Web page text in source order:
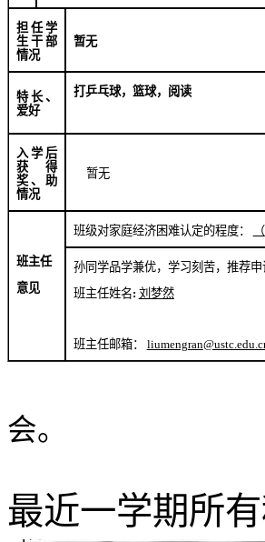
担任学
生干部
情况
暂无
特长、
爱好
打乒乓球，篮球，阅读
入学后
获得
奖、助
情况
暂无
班主任
意见
班级对家庭经济困难认定的程度： （
孙同学品学兼优，学习刻苦，推荐
班主任姓名: 刘梦然
班主任邮箱： liumengran
会。
最近一学期所